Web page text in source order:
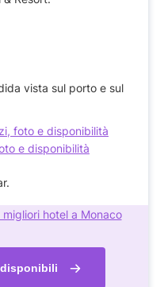
vista sul porto e sul
foto e disponibilità
e disponibilità
hotel a Monaco